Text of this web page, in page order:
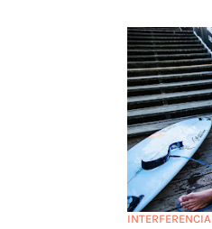
INTERFERENCIA